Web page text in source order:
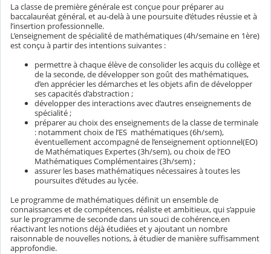
La classe de première générale est conçue pour préparer au
baccalauréat général, et au-delà à une poursuite d’études réussie et à
l’insertion professionnelle.
L’enseignement de spécialité de mathématiques (4h/semaine en 1ère)
est conçu à partir des intentions suivantes :
permettre à chaque élève de consolider les acquis du collège et
de la seconde, de développer son goût des mathématiques,
d’en apprécier les démarches et les objets afin de développer
ses capacités d’abstraction ;
développer des interactions avec d’autres enseignements de
spécialité ;
préparer au choix des enseignements de la classe de terminale
: notamment choix de l’ES mathématiques (6h/sem),
éventuellement accompagné de l’enseignement optionnel(EO)
de Mathématiques Expertes (3h/sem), ou choix de l’EO
Mathématiques Complémentaires (3h/sem) ;
assurer les bases mathématiques nécessaires à toutes les
poursuites d’études au lycée.
Le programme de mathématiques définit un ensemble de
connaissances et de compétences, réaliste et ambitieux, qui s’appuie
sur le programme de seconde dans un souci de cohérence,en
réactivant les notions déjà étudiées et y ajoutant un nombre
raisonnable de nouvelles notions, à étudier de manière suffisamment
approfondie.